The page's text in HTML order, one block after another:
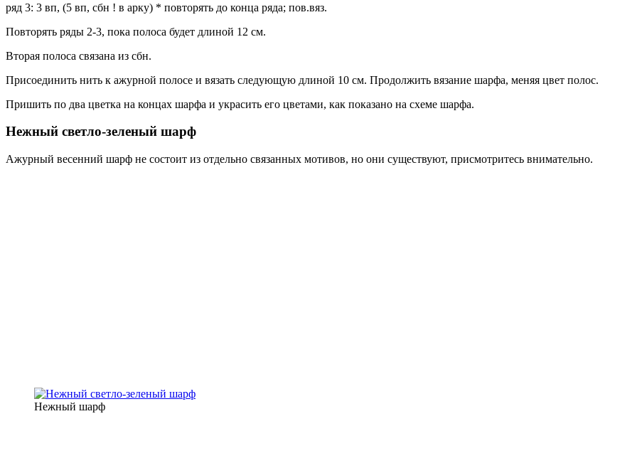
ряд 3: 3 вп, (5 вп, сбн ! в арку) * повторять до конца ряда; пов.вяз.
Повторять ряды 2-3, пока полоса будет длиной 12 см.
Вторая полоса связана из сбн.
Присоединить нить к ажурной полосе и вязать следующую длиной 10 см. Продолжить вязание шарфа, меняя цвет полос.
Пришить по два цветка на концах шарфа и украсить его цветами, как показано на схеме шарфа.
Нежный светло-зеленый шарф
Ажурный весенний шарф не состоит из отдельно связанных мотивов, но они существуют, присмотритесь внимательно.
Нежный шарф